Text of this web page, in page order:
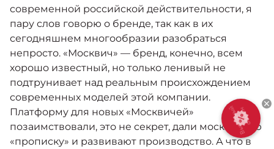
Москвич 6
Яркий динамичный седан
от 2 237 000 ₽*
Москвич 3 с ручным
управлением (РУ)
Кроссовер, создающий равные
возможности
от 2 069 000 ₽*
Кредитные программы
Спецпредложения
Калькулятор трейд-ин
Моторное масло
АКСЕССУАРЫ
КОНТАКТЫ
современной российской действительности, я
пару слов говорю о бренде, так как в их
сегодняшнем многообразии разобраться
непросто. «Москвич» — бренд, конечно, всем
хорошо известный, но только ленивый не
подтрунивает над реальным происхождением
современных моделей этой компании.
Платформу для новых «Москвичей»
позаимствовали, это не секрет, дали московскую
«прописку» и развивают производство. А что в
Выгодный
обмен